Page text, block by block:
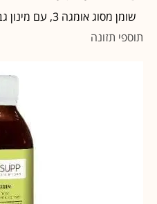
שומן מסוג אומגה 3, עם מינון גבוה של DHA.
תוספי תזונה